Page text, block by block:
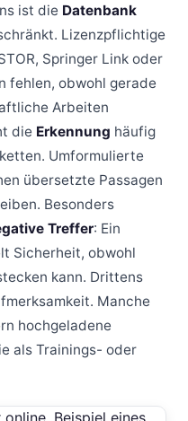
ist die Datenbank
Lizenzpflichtige
Springer Link oder
fehlen, obwohl gerade
Arbeiten
die Erkennung häufig
Umformulierte
übersetzte Passagen
Besonders
Treffer: Ein
Sicherheit, obwohl
kann. Drittens
Manche
hochgeladene
als Trainings- oder